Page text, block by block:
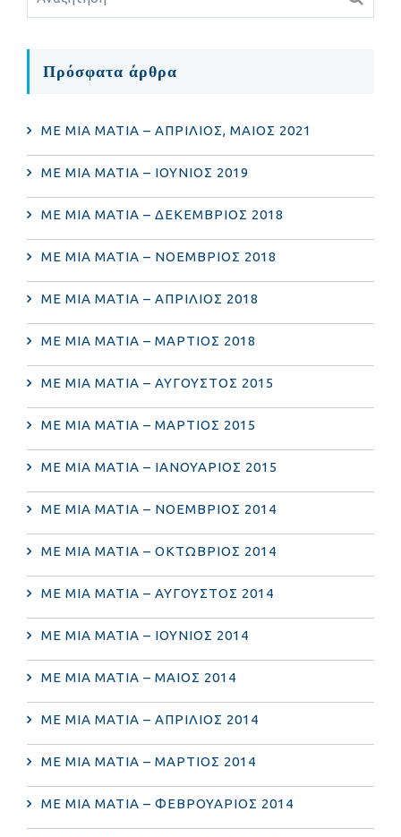
Πρόσφατα άρθρα
ΜΕ ΜΙΑ ΜΑΤΙΑ – ΑΠΡΙΛΙΟΣ, ΜΑΙΟΣ 2021
ΜΕ ΜΙΑ ΜΑΤΙΑ – ΙΟΥΝΙΟΣ 2019
ΜΕ ΜΙΑ ΜΑΤΙΑ – ΔΕΚΕΜΒΡΙΟΣ 2018
ΜΕ ΜΙΑ ΜΑΤΙΑ – ΝΟΕΜΒΡΙΟΣ 2018
ΜΕ ΜΙΑ ΜΑΤΙΑ – ΑΠΡΙΛΙΟΣ 2018
ΜΕ ΜΙΑ ΜΑΤΙΑ – ΜΑΡΤΙΟΣ 2018
ΜΕ ΜΙΑ ΜΑΤΙΑ – ΑΥΓΟΥΣΤΟΣ 2015
ΜΕ ΜΙΑ ΜΑΤΙΑ – ΜΑΡΤΙΟΣ 2015
ΜΕ ΜΙΑ ΜΑΤΙΑ – ΙΑΝΟΥΑΡΙΟΣ 2015
ΜΕ ΜΙΑ ΜΑΤΙΑ – ΝΟΕΜΒΡΙΟΣ 2014
ΜΕ ΜΙΑ ΜΑΤΙΑ – ΟΚΤΩΒΡΙΟΣ 2014
ΜΕ ΜΙΑ ΜΑΤΙΑ – ΑΥΓΟΥΣΤΟΣ 2014
ΜΕ ΜΙΑ ΜΑΤΙΑ – ΙΟΥΝΙΟΣ 2014
ΜΕ ΜΙΑ ΜΑΤΙΑ – ΜΑΙΟΣ 2014
ΜΕ ΜΙΑ ΜΑΤΙΑ – ΑΠΡΙΛΙΟΣ 2014
ΜΕ ΜΙΑ ΜΑΤΙΑ – ΜΑΡΤΙΟΣ 2014
ΜΕ ΜΙΑ ΜΑΤΙΑ – ΦΕΒΡΟΥΑΡΙΟΣ 2014